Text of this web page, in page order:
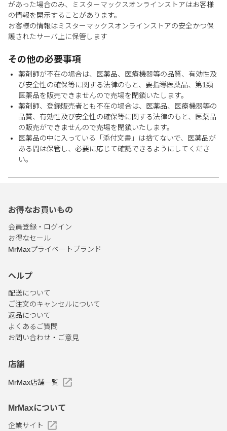
があった場合のみ、ミスターマックスオンラインストアはお客様
の情報を開示することがあります。
お客様の情報はミスターマックスオンラインストアの安全かつ保
護されたサーバ上に保管します
その他の必要事項
薬剤師が不在の場合は、医薬品、医療機器等の品質、有効性及
び安全性の確保等に関する法律のもと、要指導医薬品、第1類
医薬品を販売できませんので売場を閉鎖いたします。
薬剤師、登録販売者とも不在の場合は、医薬品、医療機器等の
品質、有効性及び安全性の確保等に関する法律のもと、医薬品
の販売ができませんので売場を閉鎖いたします。
医薬品の中に入っている「添付文書」は捨てないで、医薬品が
ある間は保管し、必要に応じて確認できるようにしてくださ
い。
お得なお買いもの
会員登録・ログイン
お得なセール
MrMaxプライベートブランド
ヘルプ
配送について
ご注文のキャンセルについて
返品について
よくあるご質問
お問い合わせ・ご意見
店舗
MrMax店舗一覧
MrMaxについて
企業サイト